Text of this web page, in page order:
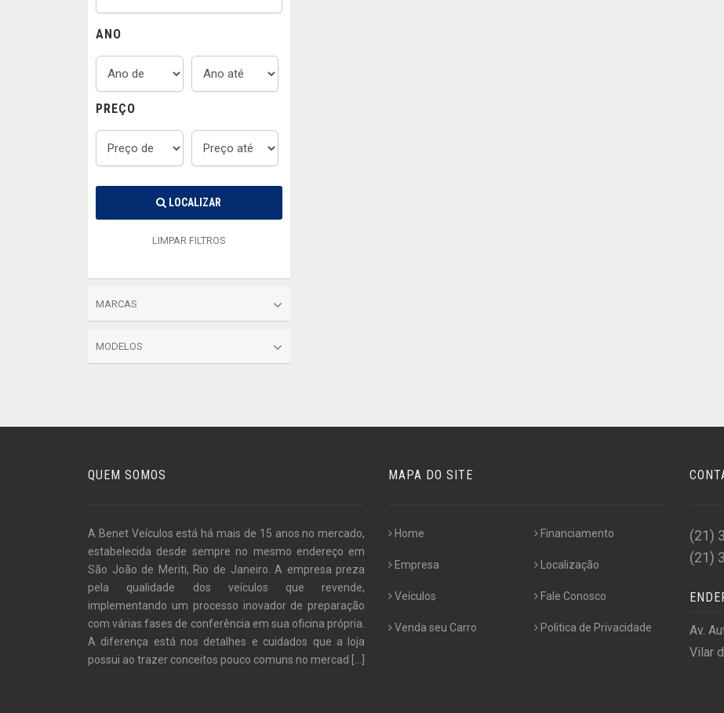
ANO
PREÇO
LOCALIZAR
LIMPAR FILTROS
MARCAS
MODELOS
QUEM SOMOS
A Benet Veículos está há mais de 15 anos no mercado,
estabelecida desde sempre no mesmo endereço em
São João de Meriti, Rio de Janeiro. A empresa preza
pela qualidade dos veículos que revende,
implementando um processo inovador de preparação
com várias fases de conferência em sua oficina própria.
A diferença está nos detalhes e cuidados que a loja
possui ao trazer conceitos pouco comuns no mercad
MAPA DO SITE
Home
Empresa
Veículos
Venda seu Carro
Financiamento
Localização
Fale Conosco
Politica de Privacidade
(21)
(21)
Av.
Vilar